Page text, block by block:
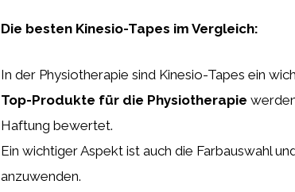
Die besten Kinesio-Tapes im Vergleich:
In der Physiotherapie sind Kinesio-Tapes ein
Top-Produkte für die Physiotherapie
Haftung bewertet.
Ein wichtiger Aspekt ist auch die Farbauswahl
anzuwenden.